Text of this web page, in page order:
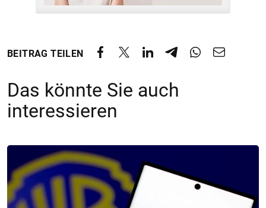
BEITRAG TEILEN
Das könnte Sie auch
interessieren